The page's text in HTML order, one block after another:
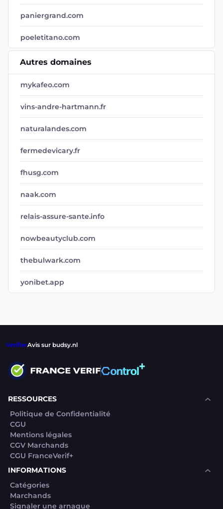
paniergrand.com
poeletitano.com
Autres domaines
mykafeo.com
vins-andre-hartmann.fr
naturalandes.com
fermedevicary.fr
fhusg.com
naak.com
relais-assure-sante.info
nowbeautyclub.com
thebulwark.com
yonibet.app
VerifierAvis sur budsy.nl
RESSOURCES
Politique de Confidentialité
CGU
Mentions légales
CGV Marchands
CGU FranceVerif+
INFORMATIONS
Catégories
Marchands
Signaler une arnaque